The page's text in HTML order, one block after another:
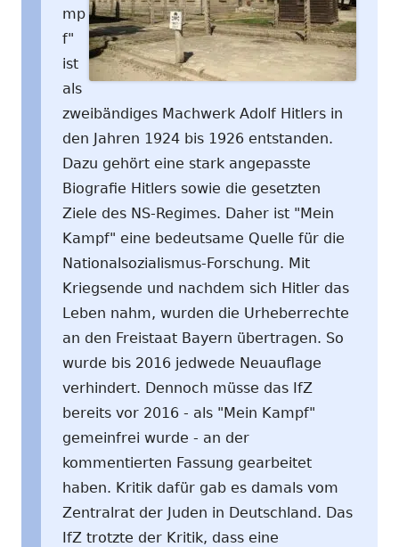
mp
f"
ist
als
zweibändiges Machwerk Adolf Hitlers in
den Jahren 1924 bis 1926 entstanden.
Dazu gehört eine stark angepasste
Biografie Hitlers sowie die gesetzten
Ziele des NS-Regimes. Daher ist "Mein
Kampf" eine bedeutsame Quelle für die
Nationalsozialismus-Forschung. Mit
Kriegsende und nachdem sich Hitler das
Leben nahm, wurden die Urheberrechte
an den Freistaat Bayern übertragen. So
wurde bis 2016 jedwede Neuauflage
verhindert. Dennoch müsse das IfZ
bereits vor 2016 - als "Mein Kampf"
gemeinfrei wurde - an der
kommentierten Fassung gearbeitet
haben. Kritik dafür gab es damals vom
Zentralrat der Juden in Deutschland. Das
IfZ trotzte der Kritik, dass eine